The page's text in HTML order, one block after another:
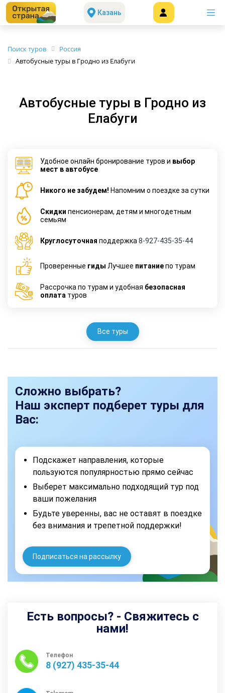
Казань
Поиск туров
Россия
Автобусные туры в Гродно из Елабуги
Автобусные туры в Гродно из
Елабуги
Удобное онлайн бронирование туров и выбор
мест в автобусе
Никого не забудем! Напомним о поездке за сутки
Cкидки пенсионерам, детям и многодетным
семьям
Круглосуточная поддержка 8-927-435-35-44
Проверенные гиды Лучшее питаниепо турам
Рассрочка по турам и удобная безопасная
оплата туров
Все туры
Сложно выбрать?
Наш эксперт подберет туры для
Вас:
Подскажет направления, которые
пользуются популярностью прямо сейчас
Выберет максимально подходящий тур под
ваши пожелания
Будьте уверенны, вас не оставят в поездке
без внимания и трепетной поддержки!
Подписаться на рассылку
Есть вопросы? - Свяжитесь с
нами!
Телефон
8 (927) 435-35-44